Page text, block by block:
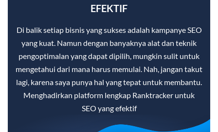
EFEKTIF
Di balik setiap bisnis yang sukses adalah kampanye SEO
yang kuat. Namun dengan banyaknya alat dan teknik
pengoptimalan yang dapat dipilih, mungkin sulit untuk
mengetahui dari mana harus memulai. Nah, jangan takut
lagi, karena saya punya hal yang tepat untuk membantu.
Menghadirkan platform lengkap Ranktracker untuk
SEO yang efektif